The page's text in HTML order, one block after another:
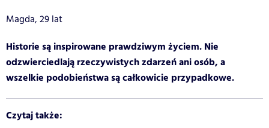
Magda, 29 lat
Historie są inspirowane prawdziwym życiem. Nie
odzwierciedlają rzeczywistych zdarzeń ani osób, a
wszelkie podobieństwa są całkowicie przypadkowe.
Czytaj także: